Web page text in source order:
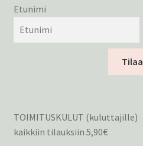
Etunimi
Tilaa
TOIMITUSKULUT (kuluttajille)
kaikkiin tilauksiin 5,90€